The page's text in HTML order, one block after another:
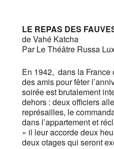
LE REPAS DES
de Vahé Katcha
Par Le Théâtre Russa
En 1942, dans la
des amis pour fêter
soirée est brutalement
dehors : deux officiers
représailles, le
dans l’appartement et
» il leur accorde deux
deux otages qui seront